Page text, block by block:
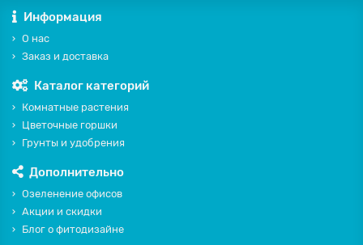
Информация
О нас
Заказ и доставка
Каталог категорий
Комнатные растения
Цветочные горшки
Грунты и удобрения
Дополнительно
Озеленение офисов
Акции и скидки
Блог о фитодизайне